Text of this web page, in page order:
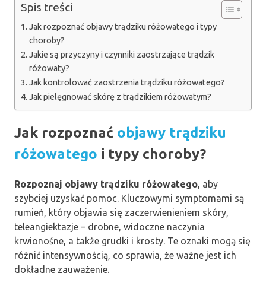
Spis treści
Jak rozpoznać objawy trądziku różowatego i typy
choroby?
Jakie są przyczyny i czynniki zaostrzające trądzik
różowaty?
Jak kontrolować zaostrzenia trądziku różowatego?
Jak pielęgnować skórę z trądzikiem różowatym?
Jak rozpoznać objawy trądziku
różowatego i typy choroby?
Rozpoznaj objawy trądziku różowatego, aby
szybciej uzyskać pomoc. Kluczowymi symptomami są
rumień, który objawia się zaczerwienieniem skóry,
teleangiektazje – drobne, widoczne naczynia
krwionośne, a także grudki i krosty. Te oznaki mogą się
różnić intensywnością, co sprawia, że ważne jest ich
dokładne zauważenie.